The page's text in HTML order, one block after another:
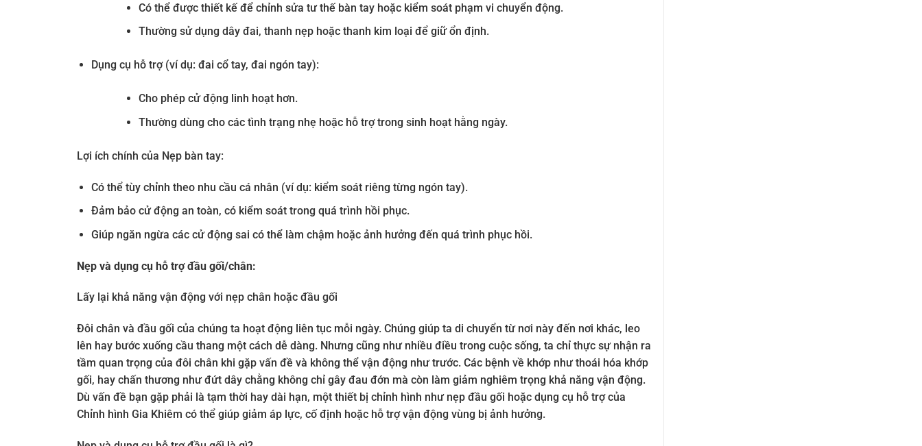
Có thể được thiết kế để chỉnh sửa tư thế bàn tay hoặc kiểm soát phạm vi chuyển động.
Thường sử dụng dây đai, thanh nẹp hoặc thanh kim loại để giữ ổn định.
Dụng cụ hỗ trợ (ví dụ: đai cổ tay, đai ngón tay):
Cho phép cử động linh hoạt hơn.
Thường dùng cho các tình trạng nhẹ hoặc hỗ trợ trong sinh hoạt hằng ngày.
Lợi ích chính của Nẹp bàn tay:
Có thể tùy chỉnh theo nhu cầu cá nhân (ví dụ: kiểm soát riêng từng ngón tay).
Đảm bảo cử động an toàn, có kiểm soát trong quá trình hồi phục.
Giúp ngăn ngừa các cử động sai có thể làm chậm hoặc ảnh hưởng đến quá trình phục hồi.
Nẹp và dụng cụ hỗ trợ đầu gối/chân:
Lấy lại khả năng vận động với nẹp chân hoặc đầu gối
Đôi chân và đầu gối của chúng ta hoạt động liên tục mỗi ngày. Chúng giúp ta di chuyển từ nơi này đến nơi khác, leo
lên hay bước xuống cầu thang một cách dễ dàng. Nhưng cũng như nhiều điều trong cuộc sống, ta chỉ thực sự nhận ra
tầm quan trọng của đôi chân khi gặp vấn đề và không thể vận động như trước. Các bệnh về khớp như thoái hóa khớp
gối, hay chấn thương như đứt dây chằng không chỉ gây đau đớn mà còn làm giảm nghiêm trọng khả năng vận động.
Dù vấn đề bạn gặp phải là tạm thời hay dài hạn, một thiết bị chỉnh hình như nẹp đầu gối hoặc dụng cụ hỗ trợ của
Chỉnh hình Gia Khiêm có thể giúp giảm áp lực, cố định hoặc hỗ trợ vận động vùng bị ảnh hưởng.